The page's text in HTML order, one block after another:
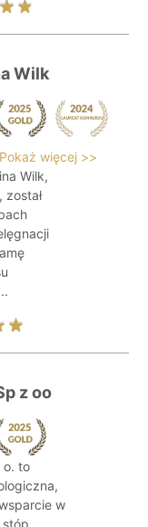
Wilk
Pokaż więcej >>
Wilk,
został
z oo
o. to
w